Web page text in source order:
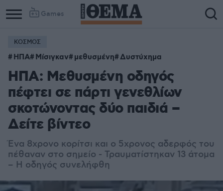
Games
ΚΟΣΜΟΣ
ΗΠΑ Μίσιγκαν μεθυσμένη Δυστύχημα
ΗΠΑ: Μεθυσμένη οδηγός
πέφτει σε πάρτι γενεθλίων
σκοτώνοντας δύο παιδιά –
Δείτε βίντεο
Ένα 8χρονο κορίτσι και ο 5χρονος αδερφός του
πέθαναν στο σημείο - Τραυματίστηκαν 13 άτομα
– Η οδηγός συνελήφθη